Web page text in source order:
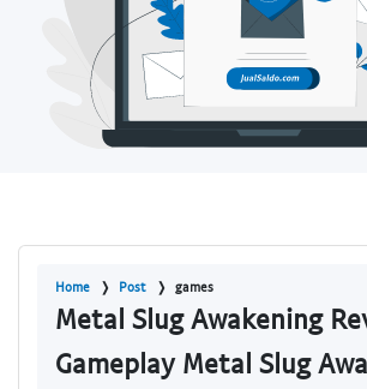
Home Post games
Metal Slug Awakening
Gameplay Metal Slug